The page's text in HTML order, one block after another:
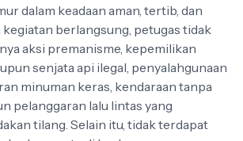
dalam keadaan aman, tertib, dan
kegiatan berlangsung, petugas tidak
aksi premanisme, kepemilikan
senjata api ilegal, penyalahgunaan
minuman keras, kendaraan tanpa
pelanggaran lalu lintas yang
tilang. Selain itu, tidak terdapat